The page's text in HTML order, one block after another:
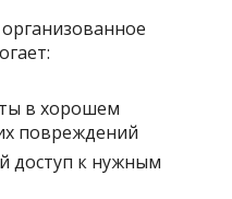
в хорошем
повреждений
доступ к нужным